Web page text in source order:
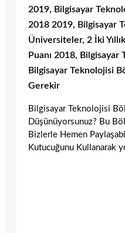
2019, Bilgisayar
2018 2019, Bilgisayar
Üniversiteler, 2 İki
Puanı 2018, Bilgisayar
Bilgisayar Teknolojisi
Gerekir
Bilgisayar Teknolojisi
Düşünüyorsunuz? Bu
Bizlerle Hemen
Kutucuğunu Kullanarak